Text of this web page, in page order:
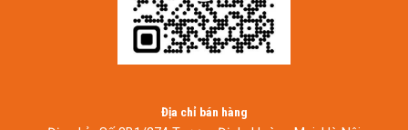
Địa chỉ bán hàng